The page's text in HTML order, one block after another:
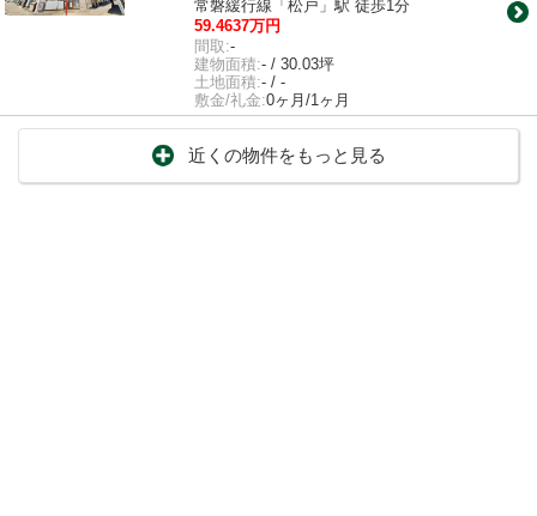
常磐緩行線「松戸」駅 徒歩1分
59.4637万円
間取:-
建物面積:- / 30.03坪
土地面積:- / -
敷金/礼金:0ヶ月/1ヶ月
近くの物件をもっと見る